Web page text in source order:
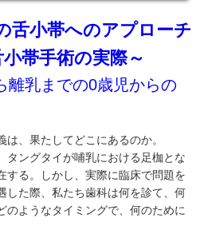
舌小帯へのアプローチ
帯手術の実際～
離乳までの0歳児からの
、果たしてどこにあるのか。
タングタイが哺乳における足枷とな
する。しかし、実際に臨床で問題を
した際、私たち歯科は何を診て、何
のようなタイミングで、何のために